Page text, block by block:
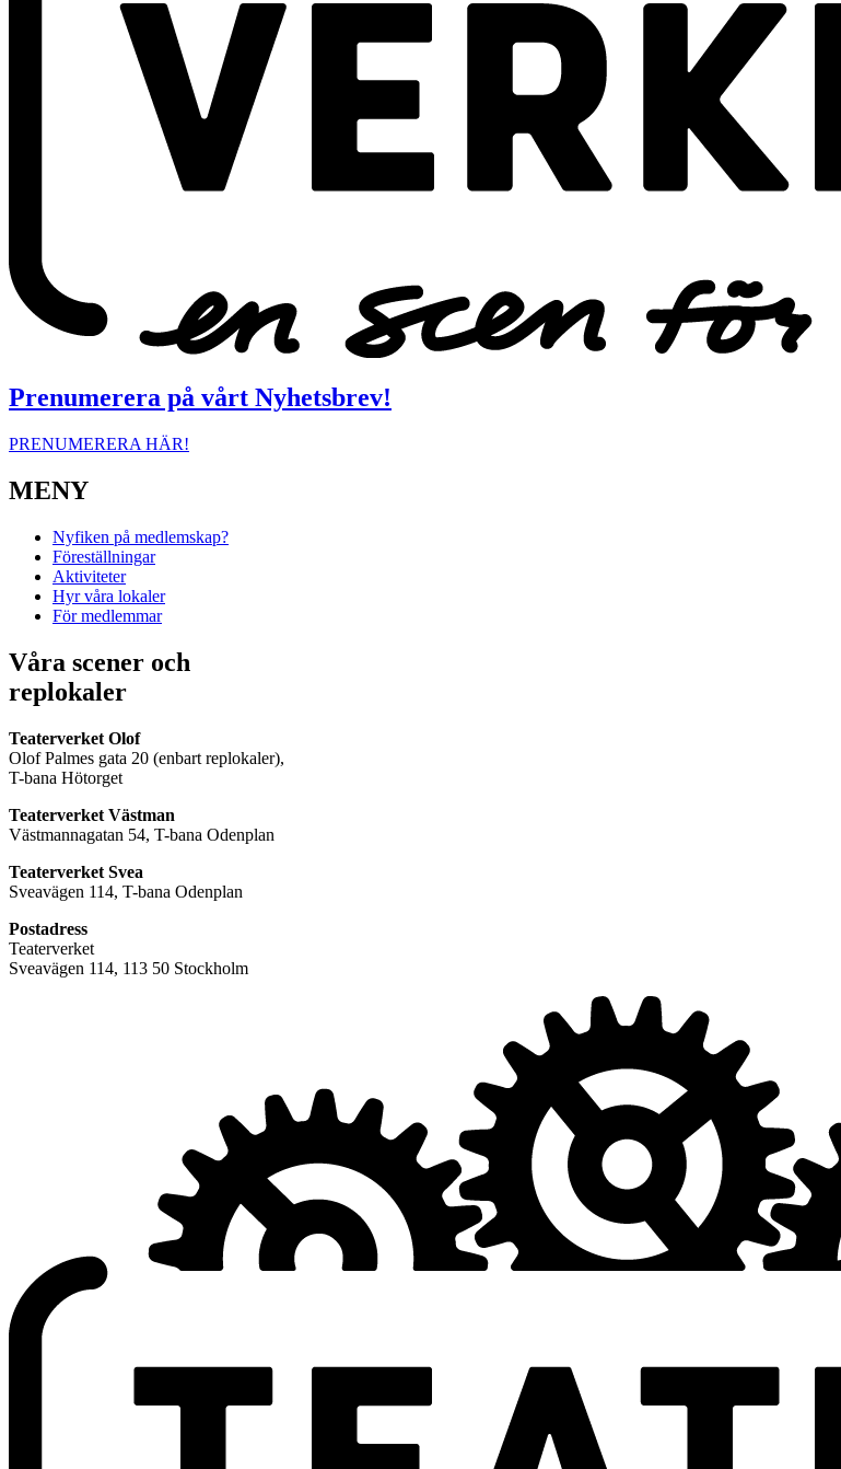
Prenumerera på vårt Nyhetsbrev!
PRENUMERERA HÄR!
MENY
Nyfiken på medlemskap?
Föreställningar
Aktiviteter
Hyr våra lokaler
För medlemmar
Våra scener och
replokaler
Teaterverket Olof
Olof Palmes gata 20 (enbart replokaler),
T-bana Hötorget
Teaterverket Västman
Västmannagatan 54, T-bana Odenplan
Teaterverket Svea
Sveavägen 114, T-bana Odenplan
Postadress
Teaterverket
Sveavägen 114, 113 50 Stockholm